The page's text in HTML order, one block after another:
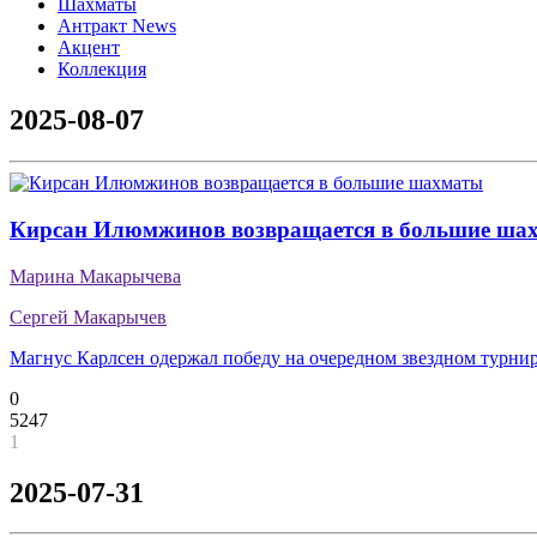
Шахматы
Антракт News
Акцент
Коллекция
2025-08-07
Кирсан Илюмжинов возвращается в большие
Марина Макарычева
Сергей Макарычев
Магнус Карлсен одержал победу на очередном звездном
0
5247
1
2025-07-31